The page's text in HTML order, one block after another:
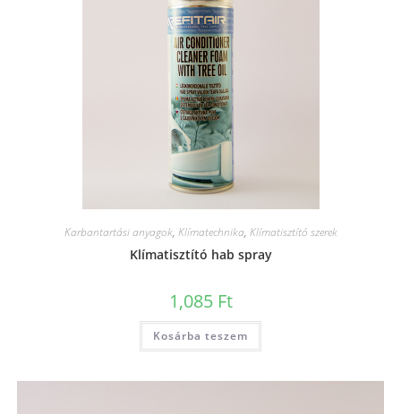
Karbantartási anyagok, Klímatechnika, Klímatisztító szerek
Klímatisztító hab spray
1,085 Ft
Kosárba teszem